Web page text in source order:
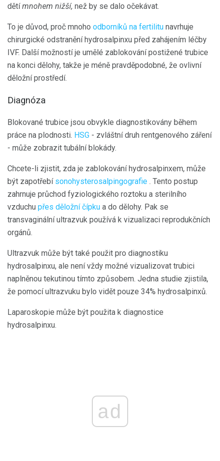
dětímnohem nižší, než by se dalo očekávat.
To je důvod, proč mnoho odborníků na fertilitu navrhuje
chirurgické odstranění hydrosalpinxu před zahájením léčby
IVF. Další možností je umělé zablokování postižené trubice
na konci dělohy, takže je méně pravděpodobné, že ovlivní
děložní prostředí.
Diagnóza
Blokované trubice jsou obvykle diagnostikovány během
práce na plodnosti. HSG - zvláštní druh rentgenového záření
- může zobrazit tubální blokády.
Chcete-li zjistit, zda je zablokování hydrosalpinxem, může
být zapotřebí sonohysterosalpingografie . Tento postup
zahrnuje průchod fyziologického roztoku a sterilního
vzduchu přes děložní čípku a do dělohy. Pak se
transvaginální ultrazvuk používá k vizualizaci reprodukčních
orgánů.
Ultrazvuk může být také použit pro diagnostiku
hydrosalpinxu, ale není vždy možné vizualizovat trubici
naplněnou tekutinou tímto způsobem. Jedna studie zjistila,
že pomocí ultrazvuku bylo vidět pouze 34% hydrosalpinxů.
Laparoskopie může být použita k diagnostice
hydrosalpinxu.
ad